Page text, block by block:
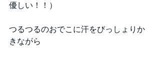
優しい！！）
つるつるのおでこに汗をびっしょりか
きながら